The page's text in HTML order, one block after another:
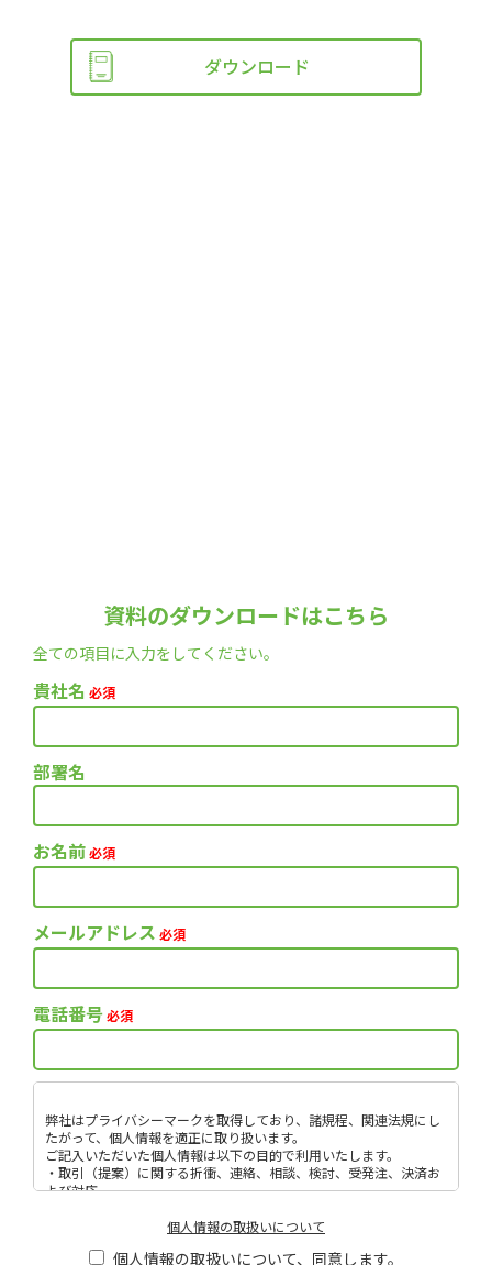
ダウンロード
資料のダウンロードはこちら
全ての項目に入力をしてください。
貴社名 必須
部署名
お名前必須
メールアドレス 必須
電話番号必須
弊社はプライバシーマークを取得しており、諸規程、関連法規にし
たがって、個人情報を適正に取り扱います。
ご記入いただいた個人情報は以下の目的で利用いたします。
・取引（提案）に関する折衝、連絡、相談、検討、受発注、決済お
よび対応
・当社サービス等に関する情報の提供、収集および伝達
個人情報の取扱いについて
個人情報の取扱いについて、同意します。